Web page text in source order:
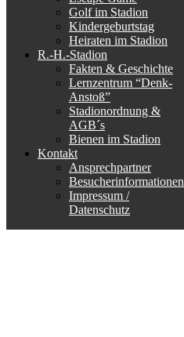
Golf im Stadion
Kindergeburtstag
Heiraten im Stadion
R.-H.-Stadion
Fakten & Geschichte
Lernzentrum “Denk-
Anstoß”
Stadionordnung &
AGB´s
Bienen im Stadion
Kontakt
Ansprechpartner
Besucherinformationen
Impressum /
Datenschutz